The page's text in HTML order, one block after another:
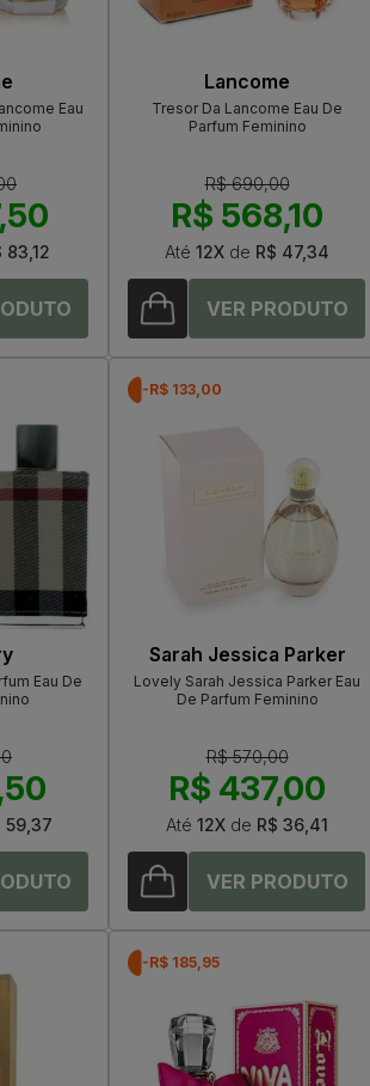
Eau
83,12
Lancome
Tresor Da Lancome Eau De
Parfum Feminino
R$ 690,00
R$ 568,10
Até 12X de R$ 47,34
Eau De
59,37
-R$ 133,00
Sarah Jessica Parker
Lovely Sarah Jessica Parker Eau
De Parfum Feminino
R$ 570,00
R$ 437,00
Até 12X de R$ 36,41
-R$ 185,95